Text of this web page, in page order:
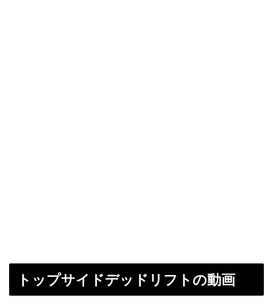
トップサイドデッドリフトの動画